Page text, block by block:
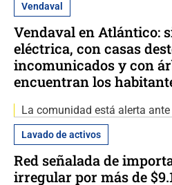
Vendaval
Vendaval en Atlántico:
eléctrica, con casas
incomunicados y con
encuentran los
La comunidad está alerta
Lavado de activos
Red señalada de
irregular por más de